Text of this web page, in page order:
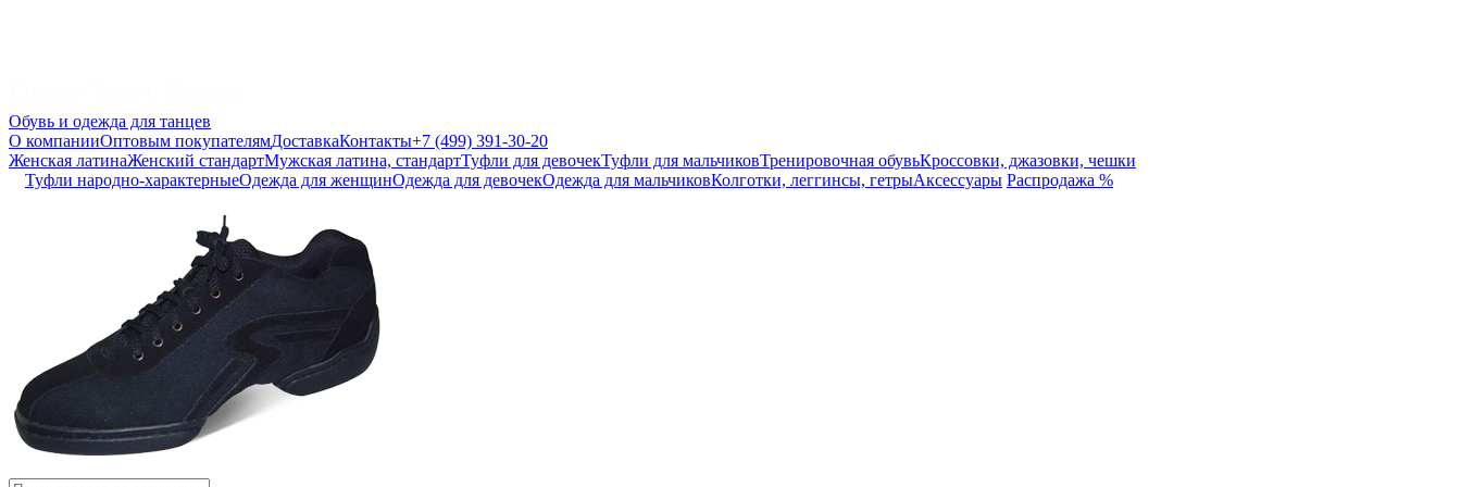
Обувь и одежда для танцев
О компанииОптовым покупателямДоставкаКонтакты+7 (499) 391-30-20
Женская латинаЖенский стандартМужская латина, стандартТуфли для девочекТуфли для мальчиковТренировочная обувьКроссовки, джазовки, чешки
Туфли народно-характерныеОдежда для женщинОдежда для девочекОдежда для мальчиковКолготки, леггинсы, гетрыАксессуары Распродажа %